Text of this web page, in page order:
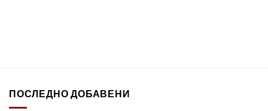
ПОСЛЕДНО ДОБАВЕНИ